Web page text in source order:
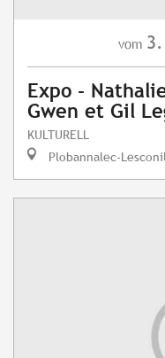
vom 3.
Expo -
Gwen et Gil
KULTURELL
Plobannalec-